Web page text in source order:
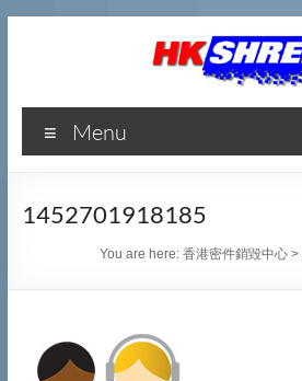
香
港
密
中
Menu
1452701918185
You are here:香港密件銷毀中心 >